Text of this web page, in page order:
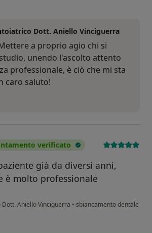
Dott. Aniello Vinciguerra
a proprio agio chi si
unendo l'ascolto attento
professionale, è ciò che mi sta
caro saluto!
verificato
già da diversi anni,
è molto professionale
Aniello Vinciguerra • sbiancamento dentale
Imma